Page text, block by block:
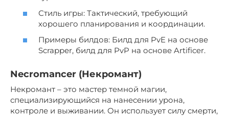
Стиль игры: Тактический, требующий
хорошего планирования и координации.
Примеры билдов: Билд для PvE на основе
Scrapper, билд для PvP на основе Artificer.
Necromancer (Некромант)
Некромант – это мастер темной магии,
специализирующийся на нанесении урона,
контроле и выживании. Он использует силу смерти,